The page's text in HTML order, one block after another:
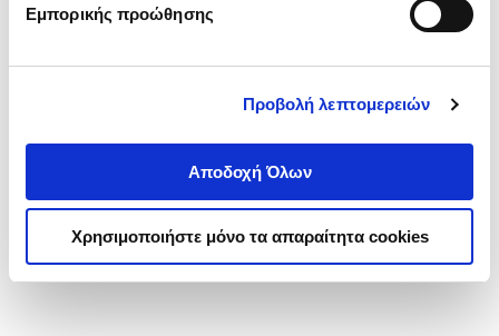
Εμπορικής προώθησης
Προβολή λεπτομερειών
Αποδοχή Όλων
Χρησιμοποιήστε μόνο τα απαραίτητα cookies